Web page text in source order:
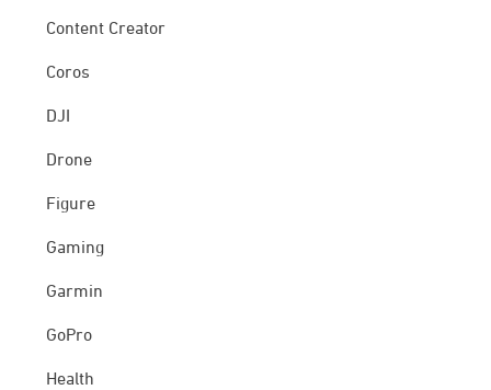
Content Creator
Coros
DJI
Drone
Figure
Gaming
Garmin
GoPro
Health